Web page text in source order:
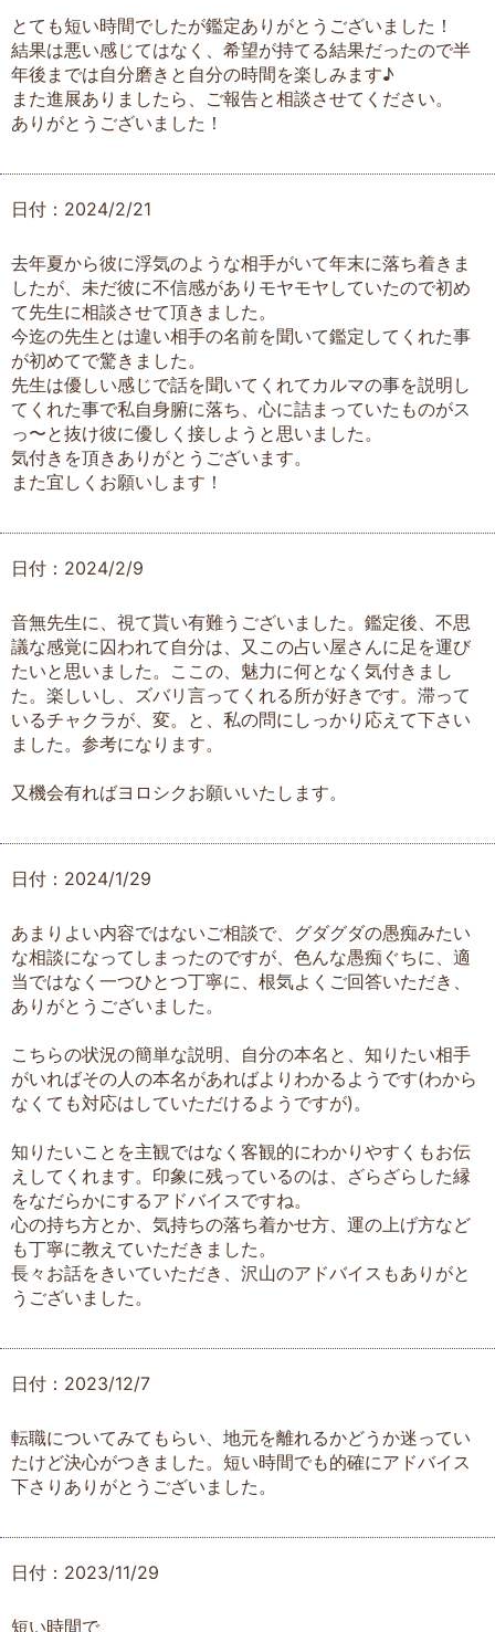
とても短い時間でしたが鑑定ありがとうございました！
結果は悪い感じてはなく、希望が持てる結果だったので半
年後までは自分磨きと自分の時間を楽しみます♪
また進展ありましたら、ご報告と相談させてください。
ありがとうございました！
日付：2024/2/21
去年夏から彼に浮気のような相手がいて年末に落ち着きま
したが、未だ彼に不信感がありモヤモヤしていたので初め
て先生に相談させて頂きました。
今迄の先生とは違い相手の名前を聞いて鑑定してくれた事
が初めてで驚きました。
先生は優しい感じで話を聞いてくれてカルマの事を説明し
てくれた事で私自身腑に落ち、心に詰まっていたものがス
っ〜と抜け彼に優しく接しようと思いました。
気付きを頂きありがとうございます。
また宜しくお願いします！
日付：2024/2/9
音無先生に、視て貰い有難うございました。鑑定後、不思
議な感覚に囚われて自分は、又この占い屋さんに足を運び
たいと思いました。ここの、魅力に何となく気付きまし
た。楽しいし、ズバリ言ってくれる所が好きです。滞って
いるチャクラが、変。と、私の問にしっかり応えて下さい
ました。参考になります。
又機会有ればヨロシクお願いいたします。
日付：2024/1/29
あまりよい内容ではないご相談で、グダグダの愚痴みたい
な相談になってしまったのですが、色んな愚痴ぐちに、適
当ではなく一つひとつ丁寧に、根気よくご回答いただき、
ありがとうございました。
こちらの状況の簡単な説明、自分の本名と、知りたい相手
がいればその人の本名があればよりわかるようです(わから
なくても対応はしていただけるようですが)。
知りたいことを主観ではなく客観的にわかりやすくもお伝
えしてくれます。印象に残っているのは、ざらざらした縁
をなだらかにするアドバイスですね。
心の持ち方とか、気持ちの落ち着かせ方、運の上げ方など
も丁寧に教えていただきました。
長々お話をきいていただき、沢山のアドバイスもありがと
うございました。
日付：2023/12/7
転職についてみてもらい、地元を離れるかどうか迷ってい
たけど決心がつきました。短い時間でも的確にアドバイス
下さりありがとうございました。
日付：2023/11/29
短い時間で